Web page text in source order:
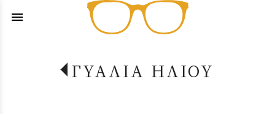
menu
ΓΥΑΛΙΑ ΗΛΙΟΥ